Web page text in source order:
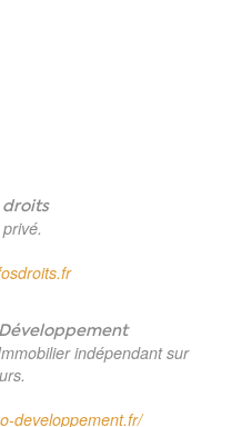
indépendant sur
developpement.fr/